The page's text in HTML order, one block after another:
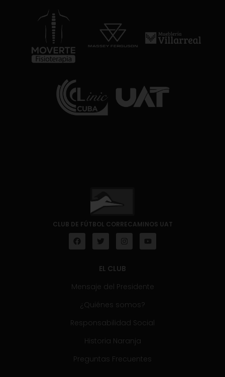
CLUB DE FÚTBOL CORRECAMINOS UAT
EL CLUB
Mensaje del Presidente
¿Quiénes somos?
Responsabilidad Social
Historia Naranja
Preguntas Frecuentes